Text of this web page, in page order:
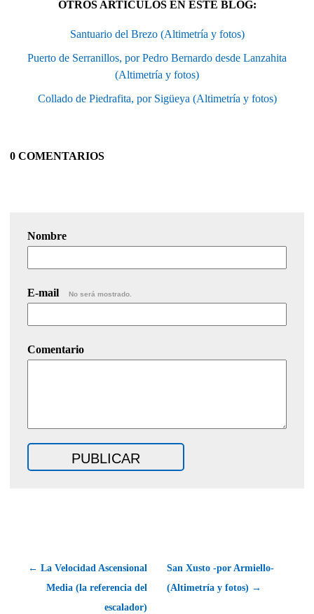
OTROS ARTÍCULOS EN ESTE BLOG:
Santuario del Brezo (Altimetría y fotos)
Puerto de Serranillos, por Pedro Bernardo desde Lanzahita
(Altimetría y fotos)
Collado de Piedrafita, por Sigüeya (Altimetría y fotos)
0 COMENTARIOS
Nombre
E-mail No será mostrado.
Comentario
← La Velocidad Ascensional
Media (la referencia del
escalador)
San Xusto -por Armiello-
(Altimetría y fotos) →